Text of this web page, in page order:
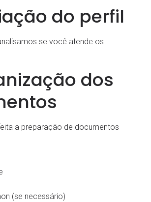
do perfil
se você atende os
dos
a preparação de documentos
(se necessário)